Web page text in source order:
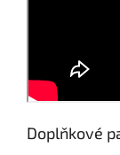
Doplňkové